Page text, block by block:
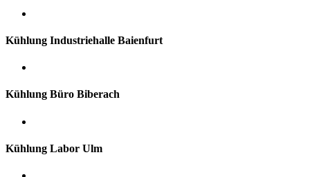
Kühlung Industriehalle Baienfurt
Kühlung Büro Biberach
Kühlung Labor Ulm